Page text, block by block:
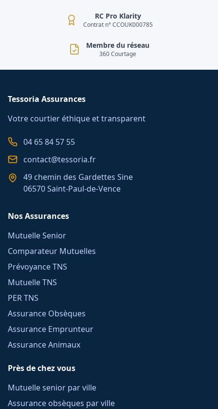
RC Pro Klarity
Contrat n° CCOUK000785
Membre du réseau
360 Courtage
Tessoria Assurances
Votre courtier éthique et transparent
04 65 84 57 55
contact@tessoria.fr
49 chemin des Gardettes Sine
06570 Saint-Paul-de-Vence
Nos Assurances
Mutuelle Senior
Comparateur Mutuelles
Prévoyance TNS
Mutuelle TNS
PER TNS
Assurance Obsèques
Assurance Emprunteur
Assurance Animaux
Près de chez vous
Mutuelle senior par ville
Assurance obsèques par ville